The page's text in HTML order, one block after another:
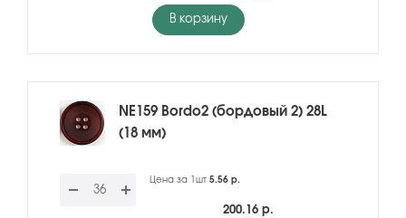
В корзину
NE159 Bordo2 (бордовый 2) 28L
(18 мм)
Цена за 1шт 5.56 р.
200.16 р.